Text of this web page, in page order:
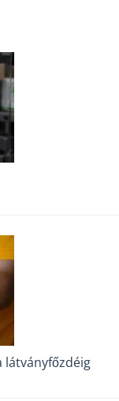
látványfőzdéig